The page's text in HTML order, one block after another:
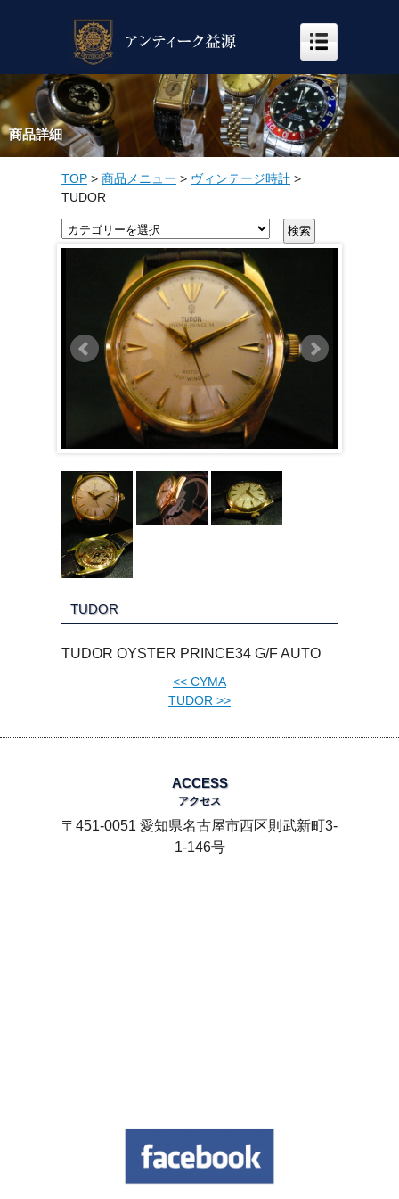
商品詳細
TOP > 商品メニュー > ヴィンテージ時計 >
TUDOR
TUDOR
TUDOR OYSTER PRINCE34 G/F AUTO
<< CYMA
TUDOR >>
ACCESS
アクセス
〒451-0051 愛知県名古屋市西区則武新町3-
1-146号